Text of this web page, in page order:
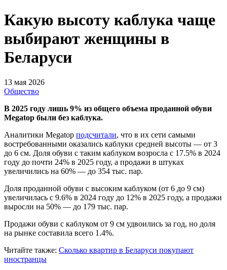
Какую высоту каблука чаще
выбирают женщины в
Беларуси
13 мая 2026
Общество
В 2025 году лишь 9% из общего объема проданной обуви
Мegatop были без каблука.
Аналитики Мegatop подсчитали, что в их сети самыми
востребованными оказались каблуки средней высоты — от 3
до 6 см. Доля обуви с таким каблуком возросла с 17.5% в 2024
году до почти 24% в 2025 году, а продажи в штуках
увеличились на 60% — до 354 тыс. пар.
Доля проданной обуви с высоким каблуком (от 6 до 9 см)
увеличилась с 9.6% в 2024 году до 12% в 2025 году, а продажи
выросли на 50% — до 179 тыс. пар.
Продажи обуви с каблуком от 9 см удвоились за год, но доля
на рынке составила всего 1.4%.
Читайте также: Сколько квартир в Беларуси покупают
иностранцы